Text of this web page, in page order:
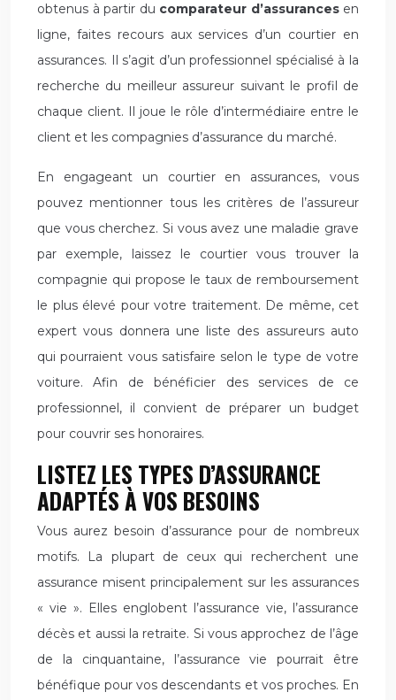
obtenus à partir du comparateur d’assurancesen
ligne, faites recours aux services d’un courtier en
assurances. Il s’agit d’un professionnel spécialisé à la
recherche du meilleur assureur suivant le profil de
chaque client. Il joue le rôle d’intermédiaire entre le
client et les compagnies d’assurance du marché.
En engageant un courtier en assurances, vous
pouvez mentionner tous les critères de l’assureur
que vous cherchez. Si vous avez une maladie grave
par exemple, laissez le courtier vous trouver la
compagnie qui propose le taux de remboursement
le plus élevé pour votre traitement. De même, cet
expert vous donnera une liste des assureurs auto
qui pourraient vous satisfaire selon le type de votre
voiture. Afin de bénéficier des services de ce
professionnel, il convient de préparer un budget
pour couvrir ses honoraires.
LISTEZ LES TYPES D’ASSURANCE
ADAPTÉS À VOS BESOINS
Vous aurez besoin d’assurance pour de nombreux
motifs. La plupart de ceux qui recherchent une
assurance misent principalement sur les assurances
« vie ». Elles englobent l’assurance vie, l’assurance
décès et aussi la retraite. Si vous approchez de l’âge
de la cinquantaine, l’assurance vie pourrait être
bénéfique pour vos descendants et vos proches. En